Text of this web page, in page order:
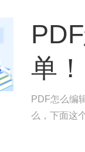
单！
PDF怎么编
么，下面这